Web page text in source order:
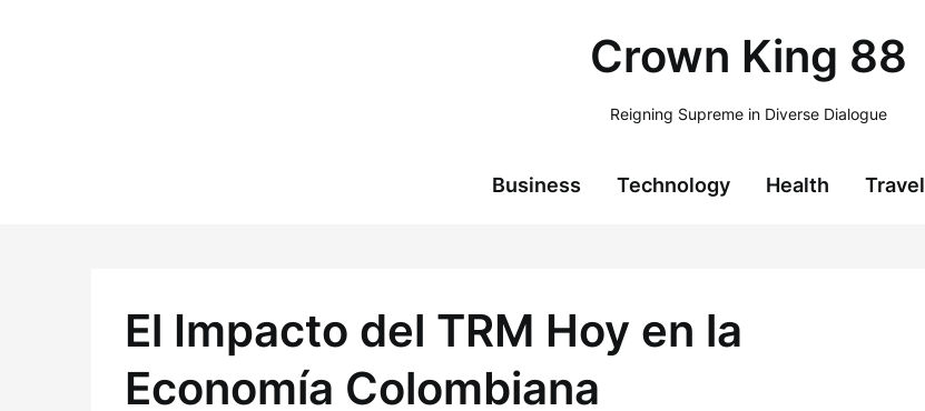
Crown King 88
Reigning Supreme in Diverse Dialogue
Business Technology Health Travel
El Impacto del TRM Hoy en la
Economía Colombiana